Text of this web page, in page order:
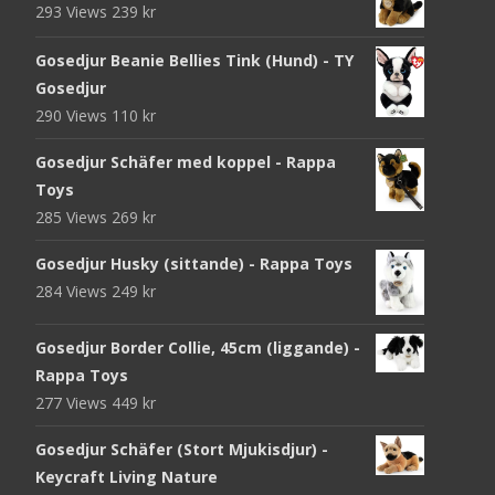
293 Views 239 kr
Gosedjur Beanie Bellies Tink (Hund) - TY
Gosedjur
290 Views 110 kr
Gosedjur Schäfer med koppel - Rappa
Toys
285 Views 269 kr
Gosedjur Husky (sittande) - Rappa Toys
284 Views 249 kr
Gosedjur Border Collie, 45cm (liggande) -
Rappa Toys
277 Views 449 kr
Gosedjur Schäfer (Stort Mjukisdjur) -
Keycraft Living Nature